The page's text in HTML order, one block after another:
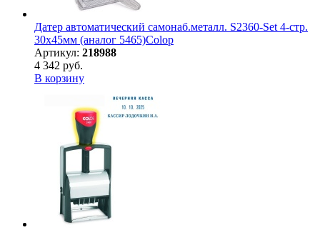
Датер автоматический самонаб.металл. S2360-Set 4-стр.
30х45мм (аналог 5465)Colop
Артикул: 218988
4 342 руб.
В корзину